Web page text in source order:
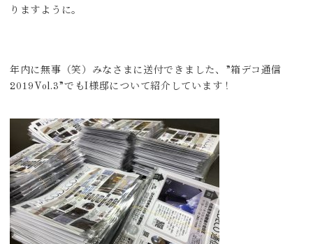
りますように。
年内に無事（笑）みなさまに送付できました、”箱デコ通信
2019Vol.3”でもI様邸について紹介しています！